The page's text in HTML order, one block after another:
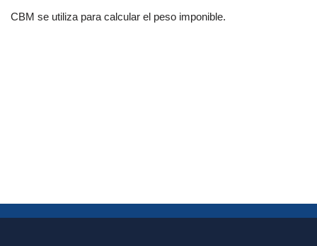
CBM se utiliza para calcular el peso imponible.